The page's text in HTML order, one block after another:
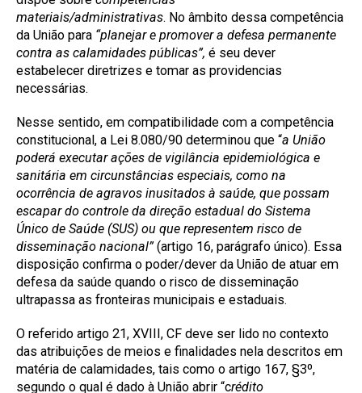
materiais/administrativas. No âmbito dessa competência
da União para “planejar e promover a defesa permanente
contra as calamidades públicas”, é seu dever
estabelecer diretrizes e tomar as providencias
necessárias.
Nesse sentido, em compatibilidade com a competência
constitucional, a Lei 8.080/90 determinou que “a União
poderá executar ações de vigilância epidemiológica e
sanitária em circunstâncias especiais, como na
ocorrência de agravos inusitados à saúde, que possam
escapar do controle da direção estadual do Sistema
Único de Saúde (SUS) ou que representem risco de
disseminação nacional”(artigo 16, parágrafo único). Essa
disposição confirma o poder/dever da União de atuar em
defesa da saúde quando o risco de disseminação
ultrapassa as fronteiras municipais e estaduais.
O referido artigo 21, XVIII, CF deve ser lido no contexto
das atribuições de meios e finalidades nela descritos em
matéria de calamidades, tais como o artigo 167, §3º,
segundo o qual é dado à União abrir “crédito